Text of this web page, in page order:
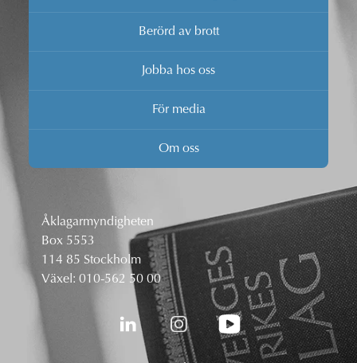
Berörd av brott
Jobba hos oss
För media
Om oss
Åklagarmyndigheten
Box 5553
114 85 Stockholm
Växel: 010-562 50 00